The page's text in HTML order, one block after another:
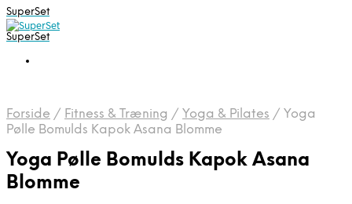
SuperSet
SuperSet
Forside / Fitness & Træning / Yoga & Pilates / Yoga
Pølle Bomulds Kapok Asana Blomme
Yoga Pølle Bomulds Kapok Asana
Blomme